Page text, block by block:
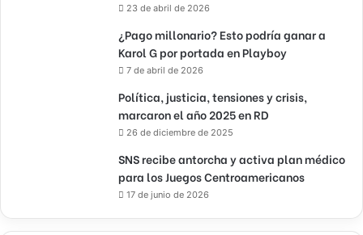
23 de abril de 2026
¿Pago millonario? Esto podría ganar a
Karol G por portada en Playboy
7 de abril de 2026
Política, justicia, tensiones y crisis,
marcaron el año 2025 en RD
26 de diciembre de 2025
SNS recibe antorcha y activa plan médico
para los Juegos Centroamericanos
17 de junio de 2026